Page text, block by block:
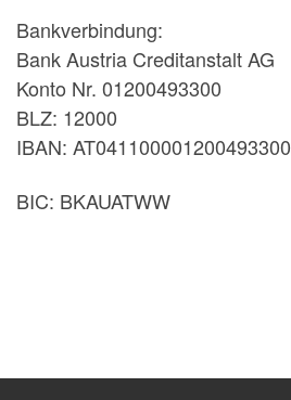
Bankverbindung:
Bank Austria Creditanstalt AG
Konto Nr. 01200493300
BLZ: 12000
IBAN: AT041100001200493300
BIC: BKAUATWW